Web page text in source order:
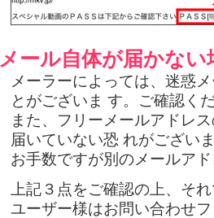
メール自体が届かない
メーラーによっては、迷惑
とがございま す。ご確認く
また、フリーメールアドレ
届いていない恐 れがござい
お手数ですが別のメールア
上記３点をご確認の上、そ
ユーザー様はお問い合わせ